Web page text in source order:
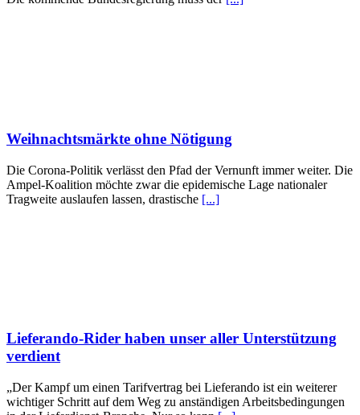
Weihnachtsmärkte ohne Nötigung
Die Corona-Politik verlässt den Pfad der Vernunft immer weiter. Die
Ampel-Koalition möchte zwar die epidemische Lage nationaler
Tragweite auslaufen lassen, drastische [...]
Lieferando-Rider haben unser aller Unterstützung
verdient
„Der Kampf um einen Tarifvertrag bei Lieferando ist ein weiterer
wichtiger Schritt auf dem Weg zu anständigen Arbeitsbedingungen